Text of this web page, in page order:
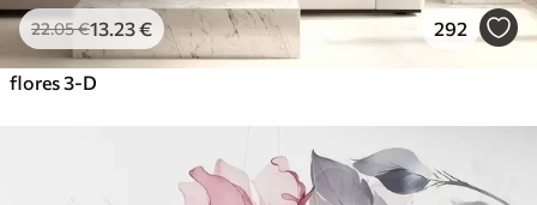
81.6749.00€/m²
22.05€13 .23€ 292
flores 3-D